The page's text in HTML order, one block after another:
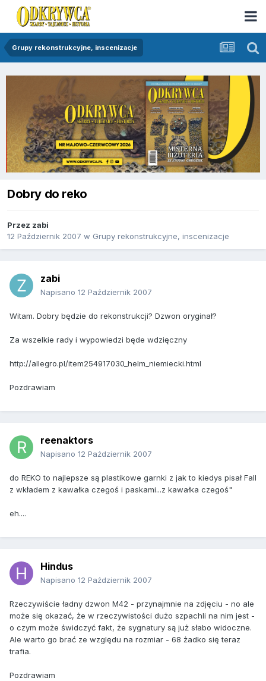
Grupy rekonstrukcyjne, inscenizacje
Dobry do reko
Przez zabi
12 Październik 2007 w Grupy rekonstrukcyjne, inscenizacje
zabi
Napisano 12 Październik 2007
Witam. Dobry będzie do rekonstrukcji? Dzwon oryginał?
Za wszelkie rady i wypowiedzi będe wdzięczny
http://allegro.pl/item254917030_helm_niemiecki.html
Pozdrawiam
reenaktors
Napisano 12 Październik 2007
do REKO to najlepsze są plastikowe garnki z jak to kiedys pisał Fall
z wkładem z kawałka czegoś i paskami...z kawałka czegoś"
eh....
Hindus
Napisano 12 Październik 2007
Rzeczywiście ładny dzwon M42 - przynajmnie na zdjęciu - no ale
może się okazać, że w rzeczywistości dużo szpachli na nim jest -
o czym może świdczyć fakt, że sygnatury są już słabo widoczne.
Ale warto go brać ze względu na rozmiar - 68 żadko się teraz
trafia.
Pozdrawiam